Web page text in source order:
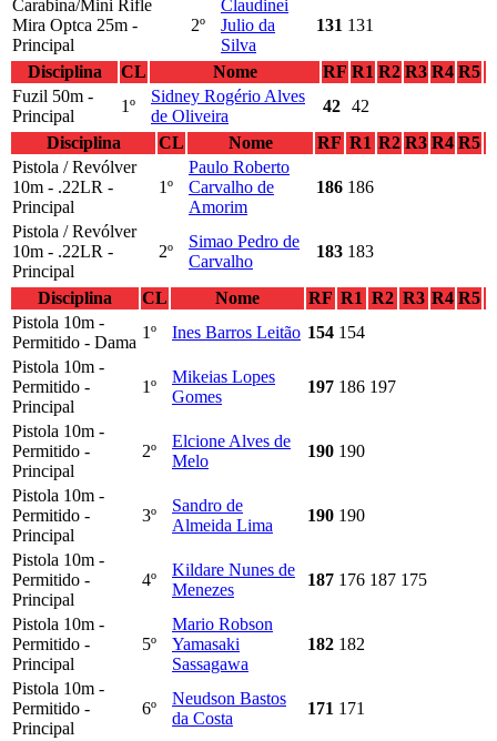
Carabina/Mini Rifle
Mira Optca 25m -
Principal
2º
Claudinei
Julio da
Silva
131 131
Disciplina CL Nome RF R1 R2 R3 R4 R5
Fuzil 50m -
Principal
1º
Sidney Rogério Alves
de Oliveira
42 42
Disciplina
CL Nome RF R1 R2 R3 R4 R5
Pistola / Revólver
10m - .22LR -
Principal
1º
Paulo Roberto
Carvalho de
Amorim
186 186
Pistola / Revólver
10m - .22LR -
Principal
2º
Simao Pedro de
Carvalho
183 183
Disciplina CL Nome RF R1 R2 R3 R4 R5
Pistola 10m -
Permitido - Dama
1º Ines Barros Leitão 154 154
Pistola 10m -
Permitido -
Principal
1º
Mikeias Lopes
Gomes
197 186 197
Pistola 10m -
Permitido -
Principal
2º
Elcione Alves de
Melo
190 190
Pistola 10m -
Permitido -
Principal
3º
Sandro de
Almeida Lima
190 190
Pistola 10m -
Permitido -
Principal
4º
Kildare Nunes de
Menezes
187 176 187 175
Pistola 10m -
Permitido -
Principal
5º
Mario Robson
Yamasaki
Sassagawa
182 182
Pistola 10m -
Permitido -
Principal
6º
Neudson Bastos
da Costa
171 171